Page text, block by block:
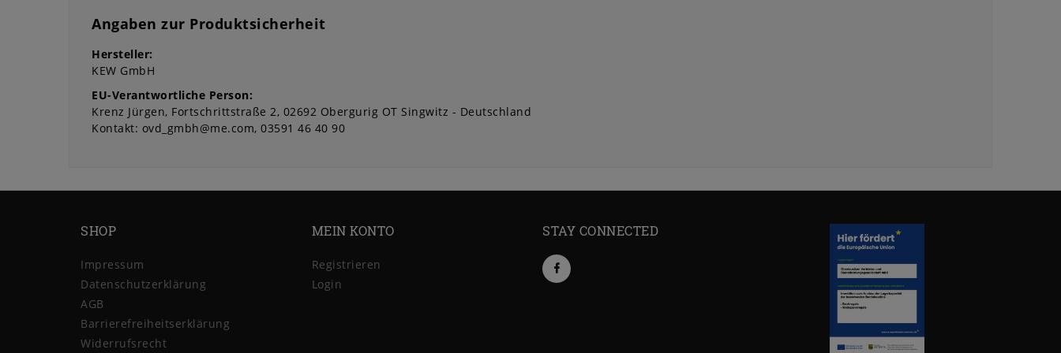
Angaben zur Produktsicherheit
Hersteller:
KEW GmbH
EU-Verantwortliche Person:
Krenz Jürgen Fortschrittstraße 2 02692 Obergurig OT Singwitz
Deutschland
Kontakt: ovd_gmbh@me.com 03591 46 40 90
SHOP
Impressum
Daten­schutz­erklärung
AGB
Barrierefreiheitserklärung
Widerrufs­recht
MEIN KONTO
Registrieren
Login
STAY CONNECTED